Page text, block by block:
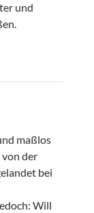
und
maßlos
der
bei
Will